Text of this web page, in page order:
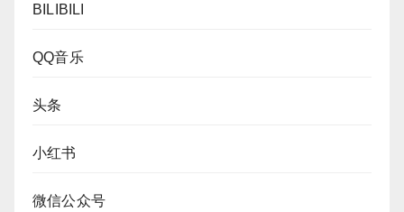
BILIBILI
QQ音乐
头条
小红书
微信公众号